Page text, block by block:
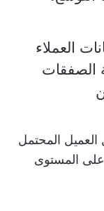
العملاء
الصفقات
المحتمل
على المستوى